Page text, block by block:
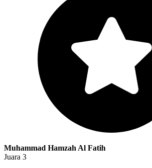
Muhammad Hamzah Al Fatih
Juara 3